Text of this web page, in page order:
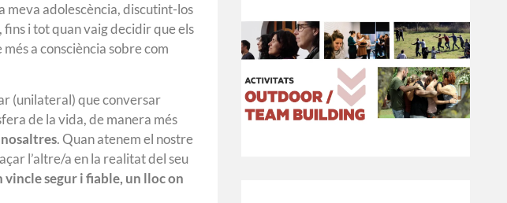
meva adolescència, discutint-los
i tot quan vaig decidir que els
a consciència sobre com
(unilateral) que conversar
de la vida, de manera més
. Quan atenem el nostre
l’altre/a en la realitat del seu
segur i fiable, un lloc on